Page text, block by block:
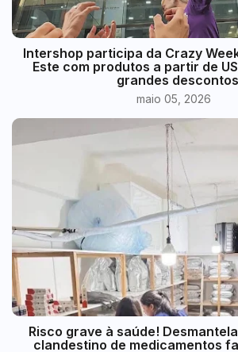
Intershop participa da Crazy
Este com produtos a partir de
grandes descontos
maio 05, 2026
Risco grave à saúde!
clandestino de medicamentos